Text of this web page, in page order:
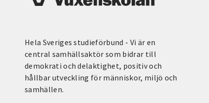
Hela Sveriges studieförbund - Vi är en
central samhällsaktör som bidrar till
demokrati och delaktighet, positiv och
hållbar utveckling för människor, miljö och
samhällen.